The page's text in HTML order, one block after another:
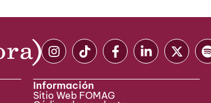
Información
Sitio Web FOMAG